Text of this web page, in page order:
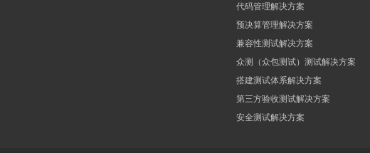
代码管理解决方案
预决算管理解决方案
兼容性测试解决方案
众测（众包测试）测试解决方案
搭建测试体系解决方案
第三方验收测试解决方案
安全测试解决方案